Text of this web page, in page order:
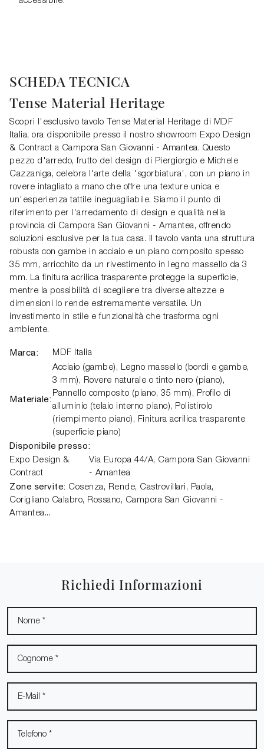
SCHEDA TECNICA
Tense Material Heritage
Scopri l'esclusivo tavolo Tense Material Heritage di MDF
Italia, ora disponibile presso il nostro showroom Expo Design
& Contract a Campora San Giovanni - Amantea. Questo
pezzo d'arredo, frutto del design di Piergiorgio e Michele
Cazzaniga, celebra l'arte della 'sgorbiatura', con un piano in
rovere intagliato a mano che offre una texture unica e
un'esperienza tattile ineguagliabile. Siamo il punto di
riferimento per l'arredamento di design e qualità nella
provincia di Campora San Giovanni - Amantea, offrendo
soluzioni esclusive per la tua casa. Il tavolo vanta una struttura
robusta con gambe in acciaio e un piano composito spesso
35 mm, arricchito da un rivestimento in legno massello da 3
mm. La finitura acrilica trasparente protegge la superficie,
mentre la possibilità di scegliere tra diverse altezze e
dimensioni lo rende estremamente versatile. Un
investimento in stile e funzionalità che trasforma ogni
ambiente.
Marca: MDF Italia
Materiale:
Acciaio (gambe), Legno massello (bordi e gambe,
3 mm), Rovere naturale o tinto nero (piano),
Pannello composito (piano, 35 mm), Profilo di
alluminio (telaio interno piano), Polistirolo
(riempimento piano), Finitura acrilica trasparente
(superficie piano)
Disponibile presso:
Expo Design &
Contract
Via Europa 44/A, Campora San Giovanni
- Amantea
Zone servite: Cosenza, Rende, Castrovillari, Paola,
Corigliano Calabro, Rossano, Campora San Giovanni -
Amantea...
Richiedi Informazioni